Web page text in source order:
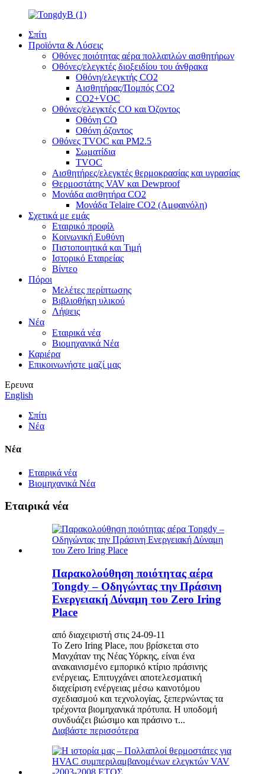
Σπίτι
Προϊόντα & Λύσεις
Οθόνες ποιότητας αέρα πολλαπλών αισθητήρων
Οθόνες/ελεγκτές διοξειδίου του άνθρακα
Οθόνη/ελεγκτής CO2
Αισθητήρας/Πομπός CO2
CO2+VOC
Οθόνες/ελεγκτές CO και Όζοντος
Οθόνη CO
Οθόνη όζοντος
Οθόνες TVOC και PM2.5
Σωματίδια
TVOC
Αισθητήρες/ελεγκτές θερμοκρασίας και υγρασίας
Θερμοστάτης VAV και Dewproof
Μονάδα αισθητήρα CO2
Μονάδα Telaire CO2 (Αμφαινόλη)
Σχετικά με εμάς
Εταιρικό προφίλ
Κοινωνική Ευθύνη
Πιστοποιητικά και Τιμή
Ιστορικό Εταιρείας
Βίντεο
Πόροι
Μελέτες περίπτωσης
Βιβλιοθήκη υλικού
Λήψεις
Νέα
Εταιρικά νέα
Βιομηχανικά Νέα
Καριέρα
Επικοινωνήστε μαζί μας
Ερευνα
English
Σπίτι
Νέα
Νέα
Εταιρικά νέα
Βιομηχανικά Νέα
Εταιρικά νέα
Παρακολούθηση ποιότητας αέρα
Tongdy – Οδηγώντας την Πράσινη
Ενεργειακή Δύναμη του Zero Iring
Place
από διαχειριστή στις 24-09-11
Το Zero Iring Place, που βρίσκεται στο
Μανχάταν της Νέας Υόρκης, είναι ένα
ανακαινισμένο εμπορικό κτίριο πράσινης
ενέργειας. Επιτυγχάνει αποτελεσματική
διαχείριση ενέργειας μέσω καινοτόμου
σχεδιασμού και τεχνολογίας, ξεπερνώντας τα
τρέχοντα βιομηχανικά πρότυπα. Η υποδομή
συνδυάζει βιώσιμο και πράσινο τ...
Διαβάστε περισσότερα